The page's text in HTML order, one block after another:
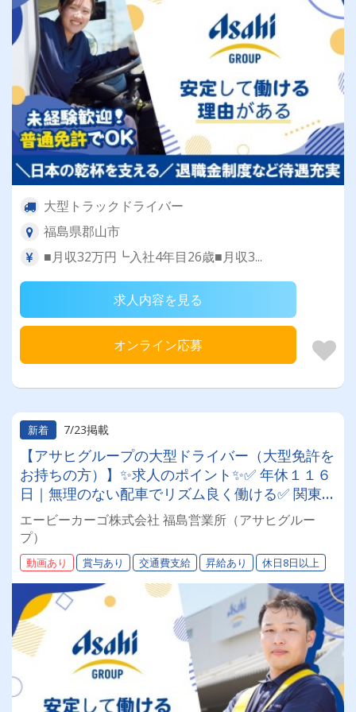
大型トラックドライバー
福島県郡山市
■月収32万円┗入社4年目26歳■月収3...
求人内容を見る
オンライン応募
新着 7/23掲載
【アサヒグループの大型ドライバー（大型免許を
お持ちの方）】✨求人のポイント✨✅ 年休１１６
日｜無理のない配車でリズム良く働ける✅ 関東圏
が中心｜１日1～2件の工場・センター間輸送✅
作業負担軽減｜パレット中心だから運転に集中で
きる✅ 徹底した運管｜デジタコ×動態管理で安全
を第一に✅ 大手グループ｜福利厚生の充実、退職
金や賞与あり
エービーカーゴ株式会社 福島営業所（アサヒグルー
プ）
動画あり 賞与あり 交通費支給 昇給あり 休日8日以上